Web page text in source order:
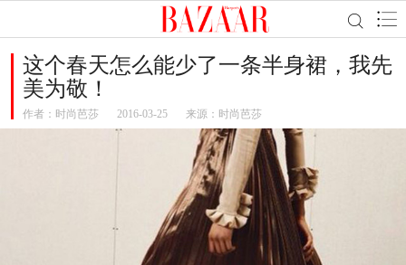
这个春天怎么能少了一条半身裙，我先
美为敬！
作者： 时尚芭莎 2016-03-25 来源：时尚芭莎